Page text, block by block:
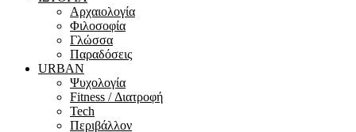
Αρχαιολογία
Φιλοσοφία
Γλώσσα
Παραδόσεις
URBAN
Ψυχολογία
Fitness / Διατροφή
Tech
Περιβάλλον